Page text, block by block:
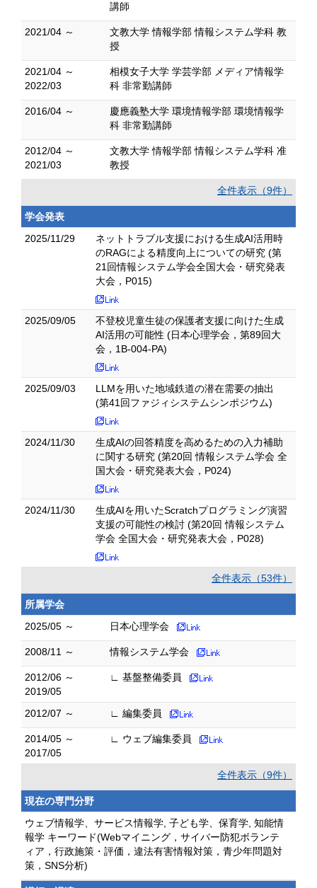
講師
2021/04 ～
文教大学 情報学部 情報システム学科 教
授
2021/04 ～
2022/03
相模女子大学 学芸学部 メディア情報学
科 非常勤講師
2016/04 ～
慶應義塾大学 環境情報学部 環境情報学
科 非常勤講師
2012/04 ～
2021/03
文教大学 情報学部 情報システム学科 准
教授
全件表示（9件）
学会発表
2025/11/29
ネットトラブル支援における生成AI活用時
のRAGによる精度向上についての研究 (第
21回情報システム学会全国大会・研究発表
大会，P015)
2025/09/05
不登校児童生徒の保護者支援に向けた生成
AI活用の可能性 (日本心理学会，第89回大
会，1B-004-PA)
2025/09/03
LLMを用いた地域鉄道の潜在需要の抽出
(第41回ファジィシステムシンポジウム)
2024/11/30
生成AIの回答精度を高めるための入力補助
に関する研究 (第20回 情報システム学会 全
国大会・研究発表大会，P024)
2024/11/30
生成AIを用いたScratchプログラミング演習
支援の可能性の検討 (第20回 情報システム
学会 全国大会・研究発表大会，P028)
全件表示（53件）
所属学会
2025/05 ～
日本心理学会
2008/11 ～ 情報システム学会
2012/06 ～
2019/05
∟ 基盤整備委員
2012/07 ～ ∟ 編集委員
2014/05 ～
2017/05
∟ ウェブ編集委員
全件表示（9件）
現在の専門分野
ウェブ情報学、サービス情報学, 子ども学、保育学, 知能情
報学 キーワード(Webマイニング，サイバー防犯ボランテ
ィア，行政施策・評価，違法有害情報対策，青少年問題対
策，SNS分析)